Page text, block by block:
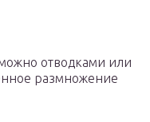
отводками или
размножение